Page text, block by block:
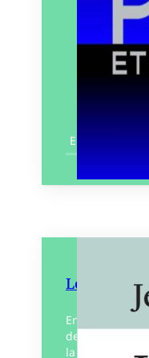
En savoir plus
Le Timbre
En 1978, Jean-
demande à
la revue